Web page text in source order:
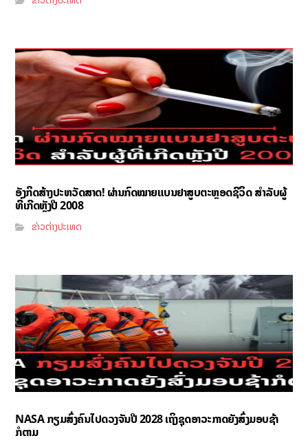
ອັງກິດສ້າງປະຫວັດສາດ! ຜ່ານກົດໝາຍແບນຢາສູບຕະຫຼອດຊີວິດ ສຳລັບຜູ້
ທີ່ເກີດຫຼັງປີ 2008
ຂ່າວຕ່າງປະເທດ
NASA ກຽມສົ່ງຄົນໄປດວງຈັນປີ 2028 ເຖິງຊຸດອາວະກາດຍັງສົ່ງມອບຊ້າ
ກໍຕາມ